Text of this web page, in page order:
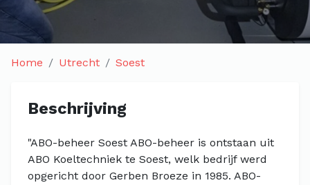
Home Utrecht Soest
Beschrijving
"ABO-beheer Soest ABO-beheer is ontstaan uit
ABO Koeltechniek te Soest, welk bedrijf werd
opgericht door Gerben Broeze in 1985. ABO-